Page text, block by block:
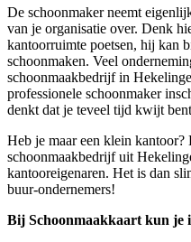
De schoonmaker neemt
van je organisatie over. Denk
kantoorruimte poetsen, hij kan
schoonmaken. Veel
schoonmaakbedrijf in
professionele schoonmaker
denkt dat je teveel tijd kwijt
Heb je maar een klein
schoonmaakbedrijf uit
kantooreigenaren. Het is dan
buur-ondernemers!
Bij Schoonmaakkaart kun je